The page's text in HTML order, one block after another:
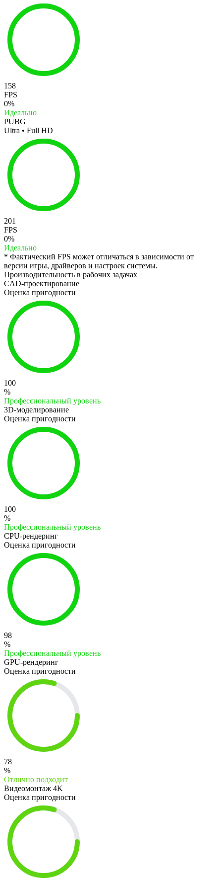
158
FPS
0%
Идеально
PUBG
Ultra • Full HD
201
FPS
0%
Идеально
* Фактический FPS может отличаться в зависимости от
версии игры, драйверов и настроек системы.
Производительность в рабочих задачах
CAD-проектирование
Оценка пригодности
100
%
Профессиональный уровень
3D-моделирование
Оценка пригодности
100
%
Профессиональный уровень
CPU-рендеринг
Оценка пригодности
98
%
Профессиональный уровень
GPU-рендеринг
Оценка пригодности
78
%
Отлично подходит
Видеомонтаж 4K
Оценка пригодности